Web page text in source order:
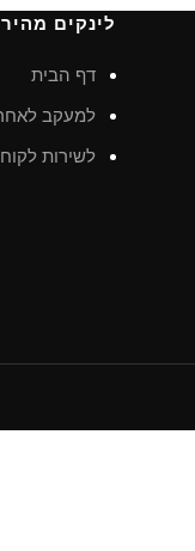
לינקים
דף הבית
למעקב
לשירות